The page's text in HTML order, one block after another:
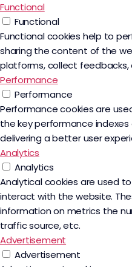
Functional
Functional
Functional cookies help to
sharing the content of the
platforms, collect
Performance
Performance
Performance cookies are
the key performance
delivering a better user
Analytics
Analytics
Analytical cookies are used
interact with the website.
information on metrics the
traffic source, etc.
Advertisement
Advertisement